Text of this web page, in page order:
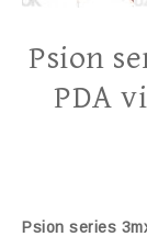
Psion
PDA
Psion series